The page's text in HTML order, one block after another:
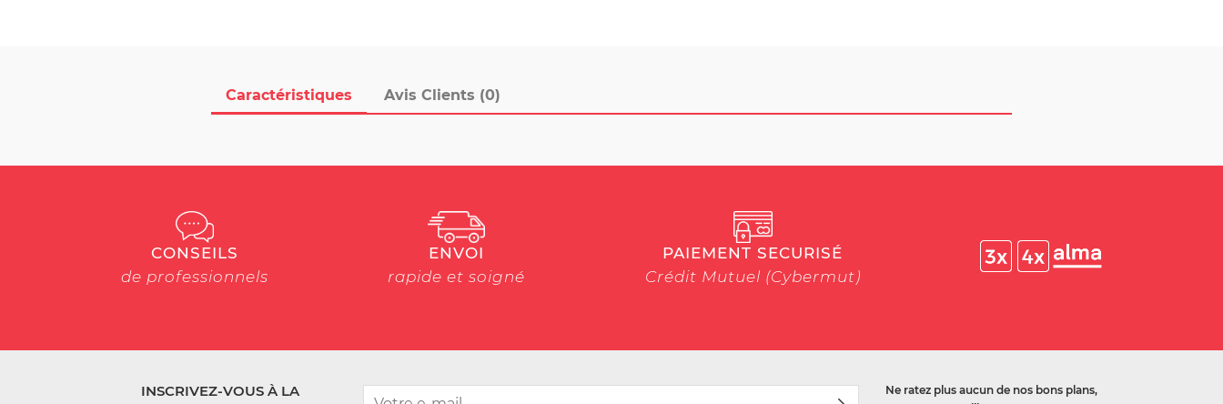
Caractéristiques Avis Clients (0)
CONSEILS
de professionnels
ENVOI
rapide et soigné
PAIEMENT SECURISÉ
Crédit Mutuel (Cybermut)
INSCRIVEZ-VOUS À LA
Ne ratez plus aucun de nos bons plans,